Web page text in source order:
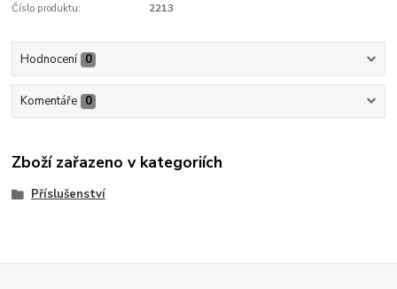
Číslo produktu: 2213
Hodnocení 0
Komentáře 0
Zboží zařazeno v kategoriích
Příslušenství